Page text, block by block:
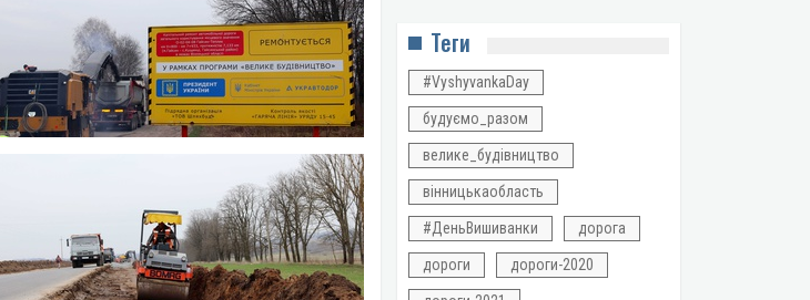
Теги
#VyshyvankaDay
будуємо_разом
велике_будівництво
вінницькаобласть
#ДеньВишиванки дорога
дороги дороги-2020